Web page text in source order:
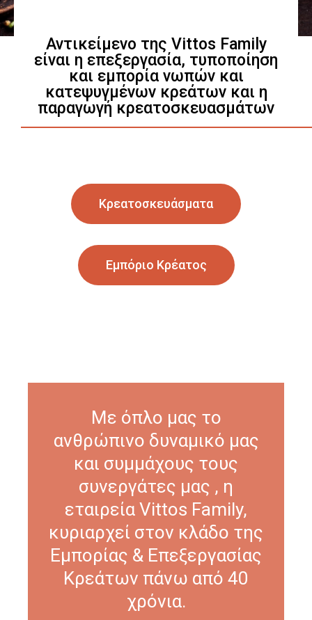
Αντικείμενο της Vittos Family
είναι η επεξεργασία, τυποποίηση
και εμπορία νωπών και
κατεψυγμένων κρεάτων και η
παραγωγή κρεατοσκευασμάτων
Κρεατοσκευάσματα
Εμπόριο Κρέατος
Με όπλο μας το
ανθρώπινο δυναμικό μας
και συμμάχους τους
συνεργάτες μας , η
εταιρεία Vittos Family,
κυριαρχεί στον κλάδο της
Εμπορίας & Επεξεργασίας
Κρεάτων πάνω από 40
χρόνια.